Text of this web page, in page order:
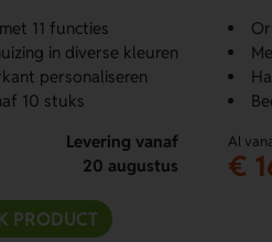
11 functies
in diverse kleuren
personaliseren
10 stuks
Levering vanaf
20 augustus
PRODUCT
Al
€